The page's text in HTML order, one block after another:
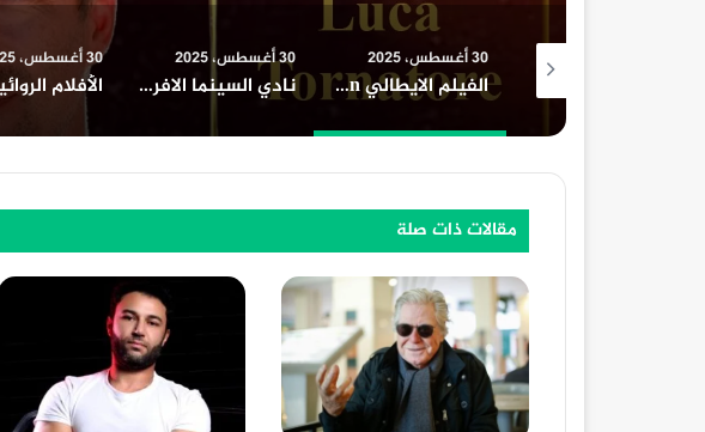
الفيلم الايطالي upside down في حفل افتتاح مهرجان الامل السينمائي الدولي بحضور المخرج الإيطالي LUCA TORNATORE و الناقد الإيطالي جيورجيو لوكانطونيو
30 أغسطس، 2025
نادي السينما الافريقية يعرض فيلم ” تمساح النيل ” بسينما الهناجر السبت المقبل
30 أغسطس، 2025
الأفلام الروائية والتسجيلية الطويلة المشاركة في المسابقة الرسمية لمهرجان الامل السينمائي الدولي٢٠٢٢
23 أغسطس، 2025
مقالات ذات صلة